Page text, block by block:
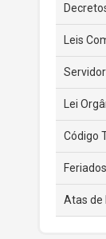
Leis
Lei
Código
Atas de